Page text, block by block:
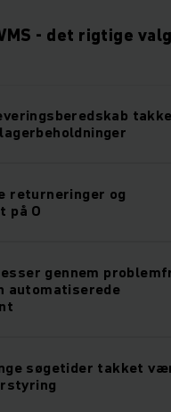
- det rigtige
returneringer og
på 0
gennem
automatiserede
søgetider takket